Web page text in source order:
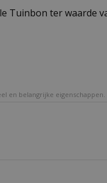
Tuinbon ter waarde
en belangrijke eigenschappen.